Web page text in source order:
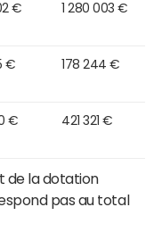
€ 1 280 003 €
€ 178 244 €
€ 421 321 €
de la dotation
pas au total